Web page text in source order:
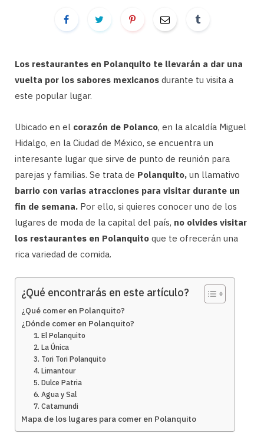
Los restaurantes en Polanquito te llevarán a dar una
vuelta por los sabores mexicanos durante tu visita a
este popular lugar.
Ubicado en el corazón de Polanco, en la alcaldía Miguel
Hidalgo, en la Ciudad de México, se encuentra un
interesante lugar que sirve de punto de reunión para
parejas y familias. Se trata de Polanquito, un llamativo
barrio con varias atracciones para visitar durante un
fin de semana. Por ello, si quieres conocer uno de los
lugares de moda de la capital del país, no olvides visitar
los restaurantes en Polanquito que te ofrecerán una
rica variedad de comida.
¿Qué encontrarás en este artículo?
¿Qué comer en Polanquito?
¿Dónde comer en Polanquito?
1. El Polanquito
2. La Única
3. Tori Tori Polanquito
4. Limantour
5. Dulce Patria
6. Agua y Sal
7. Catamundi
Mapa de los lugares para comer en Polanquito